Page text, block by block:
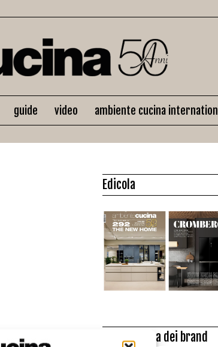
guide video ambiente cucina
Edicola
La biblioteca dei brand